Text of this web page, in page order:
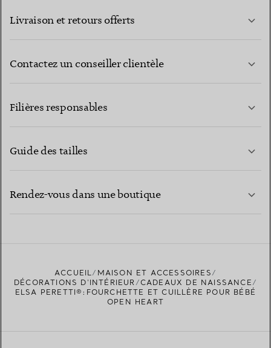
Livraison et retours offerts
Contactez un conseiller clientèle
Filières responsables
Guide des tailles
Rendez-vous dans une boutique
TROUVEZ LA BOUTIQUE LA PLUS PROCHE
ACCUEIL
MAISON ET ACCESSOIRES
DÉCORATIONS D'INTÉRIEUR
CADEAUX DE NAISSANCE
ELSA PERETTI®:FOURCHETTE ET CUILLÈRE POUR BÉBÉ
OPEN HEART